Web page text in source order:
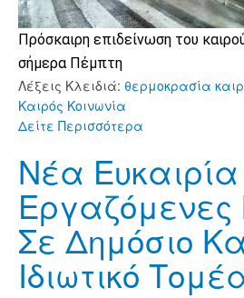
Πρόσκαιρη επιδείνωση του
σήμερα Πέμπτη
Λέξεις Κλειδιά: θερμοκρασία
Καιρός Κοινωνία
Δείτε Περισσότερα
Νέα Ευκαιρία
Εργαζόμενες
Σε Δημόσιο
Ιδιωτικό